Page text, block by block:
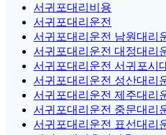
서귀포대리비용
서귀포대리운전
서귀포대리운전 남원대리
서귀포대리운전 대정대리
서귀포대리운전 서귀포시
서귀포대리운전 성산대리
서귀포대리운전 제주대리
서귀포대리운전 중문대리
서귀포대리운전 표선대리